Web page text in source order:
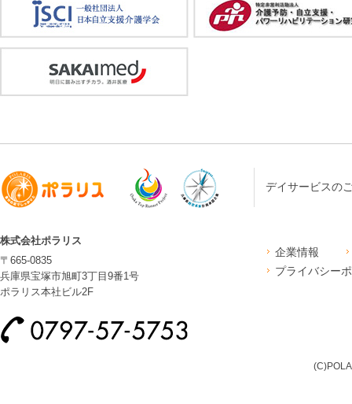
株式会社ポラリス
〒665-0835
兵庫県宝塚市旭町3丁目9番1号
ポラリス本社ビル2F
デイサービスの
企業情報
プライバシー